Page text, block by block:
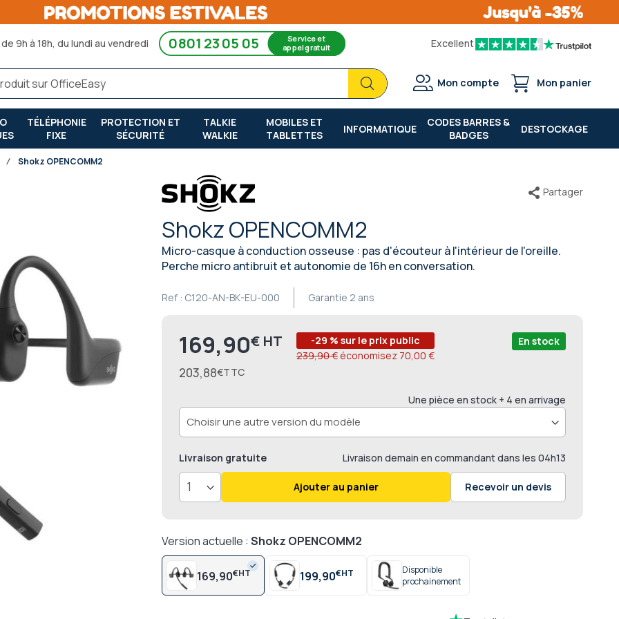
9h à 18h, du lundi au vendredi 0801 23 05 05 Service et
appel gratuit Excellent
Chercher
Chercher
Mon compte Mon panier
TÉLÉPHONIE
FIXE
PROTECTION ET
SÉCURITÉ
TALKIE
WALKIE
MOBILES ET
TABLETTES
INFORMATIQUE
CODES BARRES &
BADGES
DESTOCKAGE
Shokz OPENCOMM2
Shokz OPENCOMM2
Micro-casque à conduction osseuse : pas d'écouteur à l'intérieur de l'oreille.
Perche micro antibruit et autonomie de 16h en conversation.
Garantie 2 ans
Ref : C120-AN-BK-EU-000
Partager
Prix
169,90€
203,88€
-29 % sur le prix public
239,90 € économisez 70,00 €
Une pièce en stock + 4 en arrivage
En stock
Livraison demain en commandant dans les 04h13
Livraison gratuite
Ajouter au panier Recevoir un devis
Version actuelle : Shokz OPENCOMM2
169,90€ 199,90€
Disponible
prochainement